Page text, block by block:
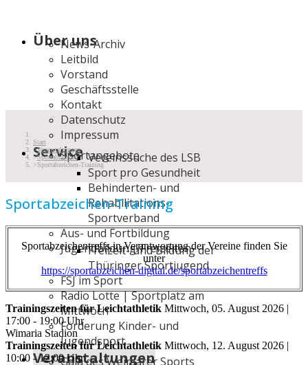
Über uns
News-Archiv
Leitbild
Vorstand
Geschäftsstelle
Kontakt
Datenschutz
Impressum
ServiceSportangebote
Vereinssuche des LSB
Sport pro Gesundheit
Behinderten- und
Rehabilitations-
Sportverband
Aus- und Fortbildung
Jugendbildung/Freizeiten
Freizeit- und Bildung der
Thüringer Sportjugend
FSJ im Sport
Radio Lotte | Sportplatz am
Mittwoch
Förderung Kinder- und
Jugendsport
Veranstaltungen
Gala des Weimarer Sports
Start
Veranstaltungen
Sportabzeichen
Sportabzeichen-Training
Sportabzeichen-Training
Sportabzeichentreffs in Verantwortung der Vereine finden Sie
unter
https://sportabzeichen-digital.de/sportabzeichentreffs
Trainingszeiten fürLeichtathletik Mittwoch, 05. August 2026 |
17:00 - 19:00Uhr
Wimaria Stadion
Trainingszeiten fürLeichtathletik Mittwoch, 12. August 2026 |
10:00 - 12:00Uhr